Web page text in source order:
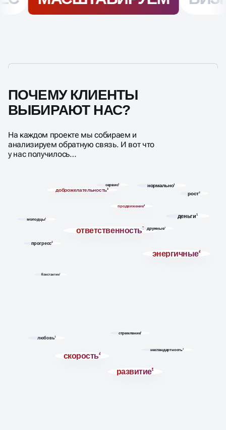
ПОЧЕМУ КЛИЕНТЫ
ВЫБИРАЮТ НАС?
На каждом проекте мы собираем и
анализируем обратную связь. И вот что
у нас получилось…
ответственность7
продвижение4
развитие5
рост2
нормально1
дружные1
стремление3
энергичные4
скорость4
доброжелательность3
сервис3
молодцы1 деньги1
прогресс2
нестандартность2
любовь1
Константин